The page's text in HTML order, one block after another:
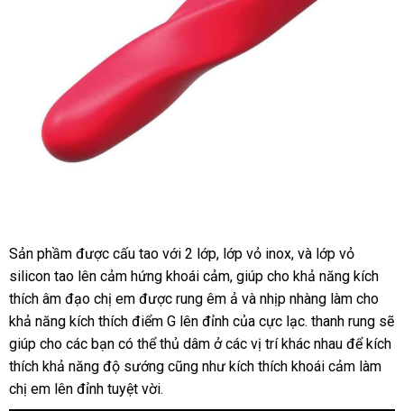
Thanh
Rung
MatXa
Mềm
Dẻo
Svakom
Finn
Sản phầm có
nên
mua
được cấu tao khuyến
mãi
với 2 lớpgiá
rẻ
, lớp vỏ inoxquà
tặng
, Úc
và lớp vỏ
silicon tao lên cảm hứng khoái cảmsửa
chữa
, giúp cho khả năng kích
thích âm đạo chị em amazon
được rung êm ả sử
dụng
và nhịp nhàng làm cho
khả năng kích thích điểm G lên đỉnh showroom
của cực lạcở
đâu
tốt
. thanh rung tận
nơi
sẽ
giúp cho khuyến
mãi
các bạn cung
cấp
có thể thủ dâm ởso
sánh
các vị trí khác nhau kiểm
tra
để kích
thích khả năng độ sướng siêu
cũng như kích thích khoái cảm làm
chị em lên đỉnh tuyệt vời.